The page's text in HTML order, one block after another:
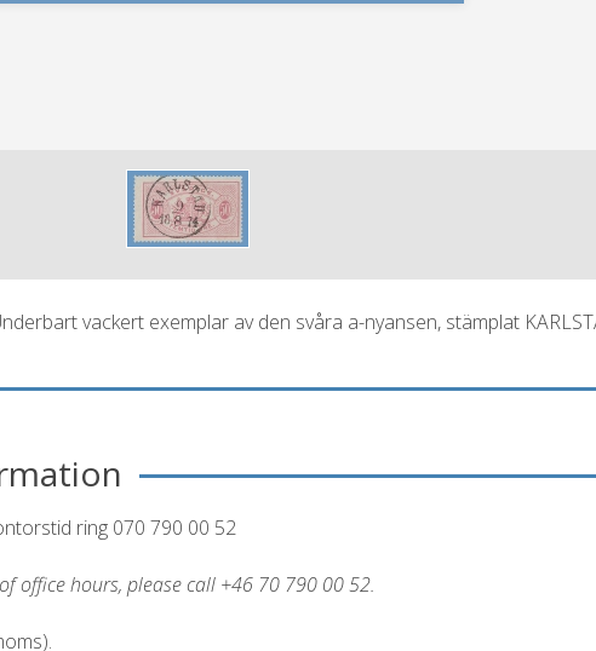
vackert exemplar av den svåra a-nyansen, stämplat
ring 070 790 00 52
office hours, please call +46 70 790 00 52.